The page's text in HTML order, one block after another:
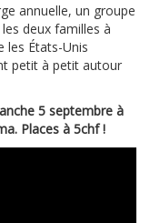
annuelle, un groupe
deux familles à
les États-Unis
petit à petit autour
5 septembre à
Places à 5chf !